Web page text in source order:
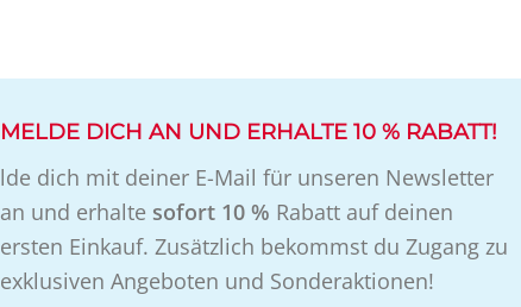
MELDE DICH AN UND ERHALTE 10 % RABATT!
lde dich mit deiner E-Mail für unseren Newsletter
an und erhalte sofort 10 % Rabatt auf deinen
ersten Einkauf. Zusätzlich bekommst du Zugang zu
exklusiven Angeboten und Sonderaktionen!